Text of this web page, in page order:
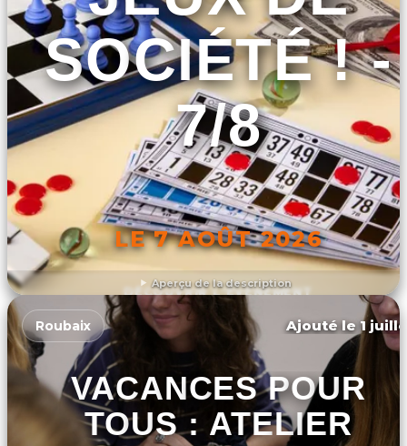
Aperçu de la description
SOCIÉTÉ ! -
7/8
LE 7 AOÛT 2026
DÉCOUVRIR L'ÉVÉNEMENT
Roubaix Ajouté le 1
VACANCES POUR
TOUS : ATELIER